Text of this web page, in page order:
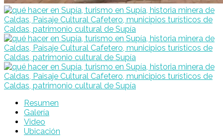
Resumen
Galería
Video
Ubicación